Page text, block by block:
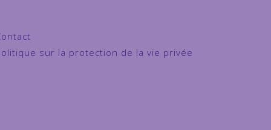
sur la protection de la vie privée